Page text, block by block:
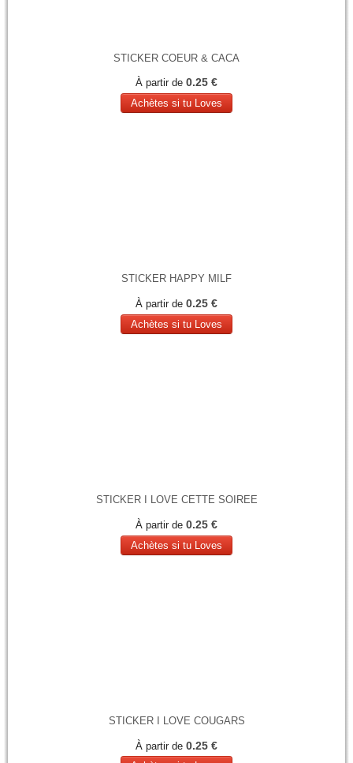
STICKER COEUR & CACA
À partir de 0.25 €
Achètes si tu Loves
STICKER HAPPY MILF
À partir de 0.25 €
Achètes si tu Loves
STICKER I LOVE CETTE SOIREE
À partir de 0.25 €
Achètes si tu Loves
STICKER I LOVE COUGARS
À partir de 0.25 €